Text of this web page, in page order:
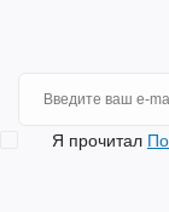
Я прочитал